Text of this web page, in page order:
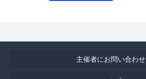
主催者にお問い合わせ